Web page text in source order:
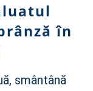
în
smântână